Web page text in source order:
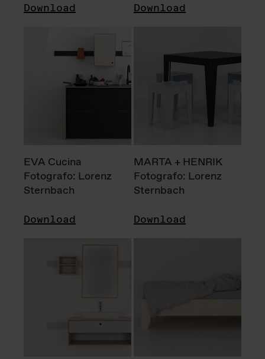
Download Download
EVA Cucina
Fotografo: Lorenz
Sternbach
Download
MARTA + HENRIK
Fotografo: Lorenz
Sternbach
Download